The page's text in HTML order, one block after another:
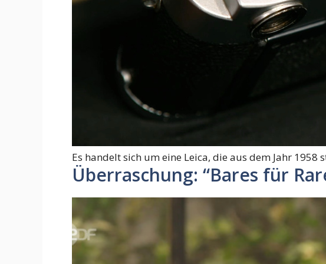
Es handelt sich um eine Leica, die aus dem Jahr
Überraschung: “Bares für